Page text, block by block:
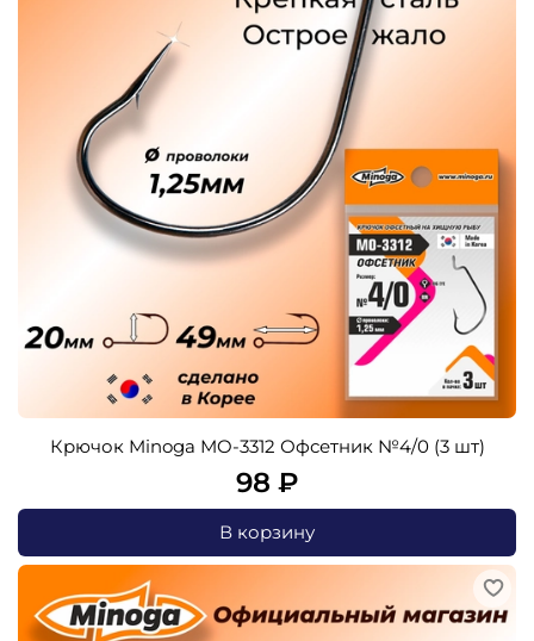
Крючок Minoga MO-3312 Офсетник №4/0 (3 шт)
98 ₽
В корзину